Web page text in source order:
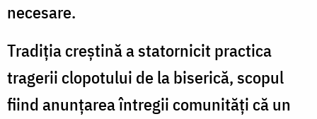
necesare.
Tradiția creștină a statornicit practica
tragerii clopotului de la biserică, scopul
fiind anunțarea întregii comunități că un